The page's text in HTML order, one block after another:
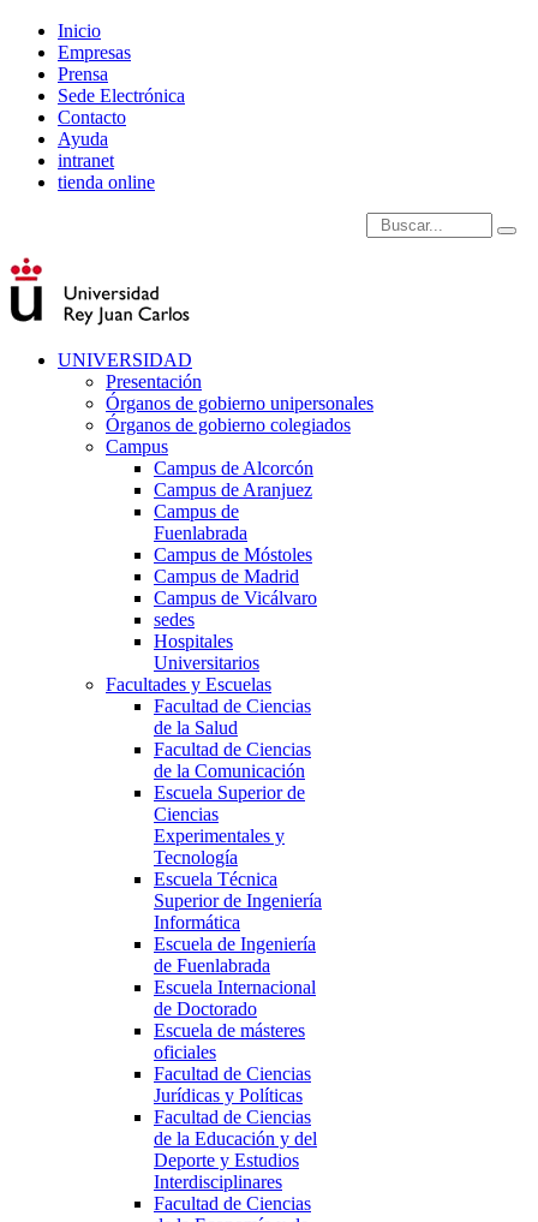
Inicio
Empresas
Prensa
Sede Electrónica
Contacto
Ayuda
intranet
tienda online
Introduce términos de
UNIVERSIDAD
Presentación
Órganos de gobierno unipersonales
Órganos de gobierno colegiados
Campus
Campus de Alcorcón
Campus de Aranjuez
Campus de
Fuenlabrada
Campus de Móstoles
Campus de Madrid
Campus de Vicálvaro
sedes
Hospitales
Universitarios
Facultades y Escuelas
Facultad de Ciencias
de la Salud
Facultad de Ciencias
de la Comunicación
Escuela Superior de
Ciencias
Experimentales y
Tecnología
Escuela Técnica
Superior de Ingeniería
Informática
Escuela de Ingeniería
de Fuenlabrada
Escuela Internacional
de Doctorado
Escuela de másteres
oficiales
Facultad de Ciencias
Jurídicas y Políticas
Facultad de Ciencias
de la Educación y del
Deporte y Estudios
Interdisciplinares
Facultad de Ciencias